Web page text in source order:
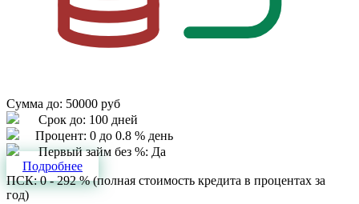
Сумма до: 50000 руб
Срок до: 100 дней
Процент: 0 до 0.8 % день
Первый займ без %: Да
Подробнее
ПСК: 0 - 292 % (полная стоимость кредита в процентах за
год)